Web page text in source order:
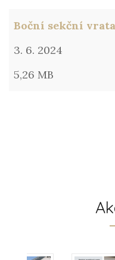
Boční sekční
3. 6. 2024
5,26 MB